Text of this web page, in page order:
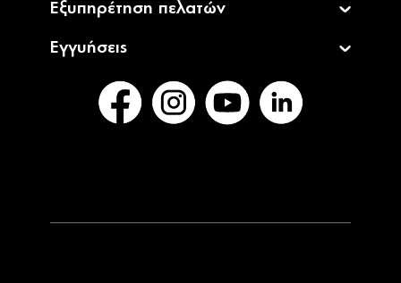
Εξυπηρέτηση πελατών
Εγγυήσεις